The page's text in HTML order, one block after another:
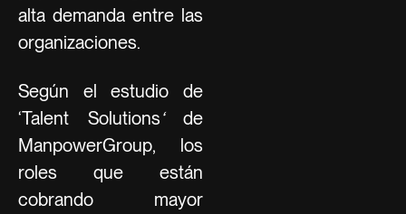
alta demanda entre las
organizaciones.
Según el estudio de
‘Talent Solutions‘de
ManpowerGroup, los
roles que están
cobrando mayor